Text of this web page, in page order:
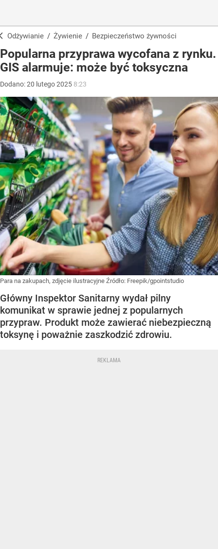
Odżywianie / Żywienie / Bezpieczeństwo żywności
Popularna przyprawa wycofana z rynku.
GIS alarmuje: może być toksyczna
Dodano:20 lutego2025 8:23
Para na zakupach, zdjęcie ilustracyjne Źródło: Freepik/gpointstudio
Główny Inspektor Sanitarny wydał pilny
komunikat w sprawie jednej z popularnych
przypraw. Produkt może zawierać niebezpieczną
toksynę i poważnie zaszkodzić zdrowiu.